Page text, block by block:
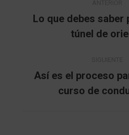
entre
Lo que debes saber
túnel de
Así es el proceso
curso de